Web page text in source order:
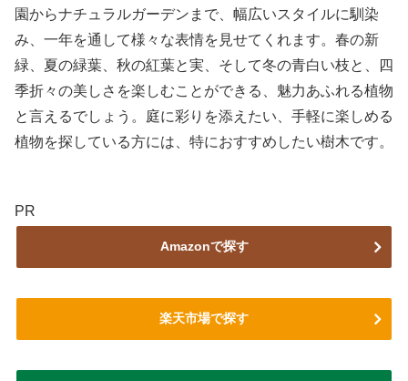
園からナチュラルガーデンまで、幅広いスタイルに馴染
み、一年を通して様々な表情を見せてくれます。春の新
緑、夏の緑葉、秋の紅葉と実、そして冬の青白い枝と、四
季折々の美しさを楽しむことができる、魅力あふれる植物
と言えるでしょう。庭に彩りを添えたい、手軽に楽しめる
植物を探している方には、特におすすめしたい樹木です。
PR
Amazonで探す
楽天市場で探す